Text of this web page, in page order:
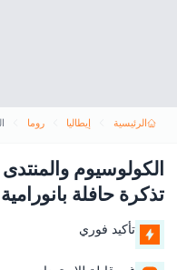
الرئيسية إيطاليا روما
الكولوسيوم والمنتدى
تذكرة حافلة
تأكيد فوري